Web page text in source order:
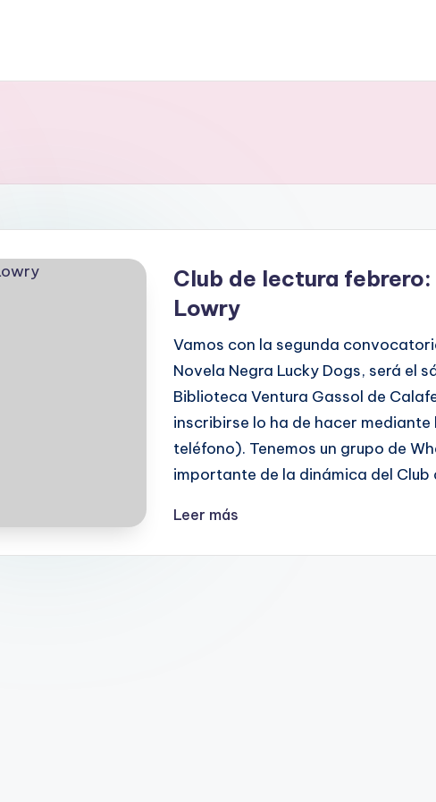
Club de lectura
Lowry
Vamos con la segunda
Novela Negra Lucky Dogs, será el
Biblioteca Ventura Gassol de
inscribirse lo ha de hacer
teléfono). Tenemos un grupo de
importante de la dinámica del
Leer más